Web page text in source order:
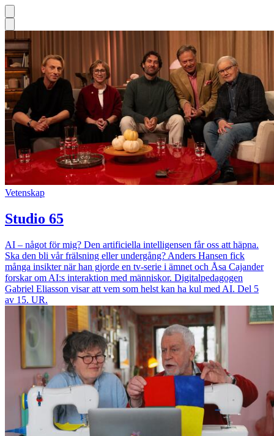
Vetenskap
Studio 65
AI – något för mig? Den artificiella intelligensen får oss att häpna.
Ska den bli vår frälsning eller undergång? Anders Hansen fick
många insikter när han gjorde en tv-serie i ämnet och Åsa Cajander
forskar om AI:s interaktion med människor. Digitalpedagogen
Gabriel Eliasson visar att vem som helst kan ha kul med AI. Del 5
av 15. UR.